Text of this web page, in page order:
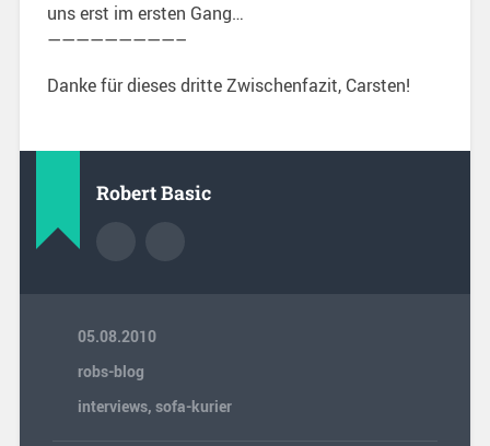
uns erst im ersten Gang…
—————————–
Danke für dieses dritte Zwischenfazit, Carsten!
Robert Basic
05.08.2010
robs-blog
interviews, sofa-kurier